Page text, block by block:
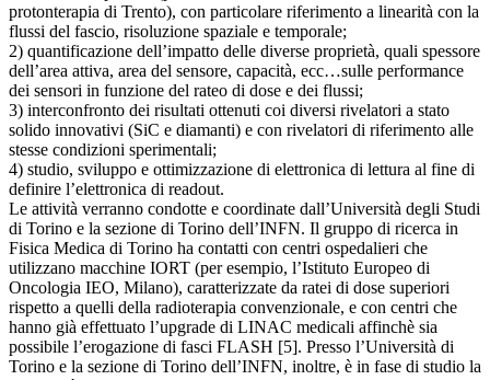
protonterapia di Trento), con particolare riferimento a linearità con la
flussi del fascio, risoluzione spaziale e temporale;
2) quantificazione dell’impatto delle diverse proprietà, quali spessore
dell’area attiva, area del sensore, capacità, ecc…sulle performance
dei sensori in funzione del rateo di dose e dei flussi;
3) interconfronto dei risultati ottenuti coi diversi rivelatori a stato
solido innovativi (SiC e diamanti) e con rivelatori di riferimento alle
stesse condizioni sperimentali;
4) studio, sviluppo e ottimizzazione di elettronica di lettura al fine di
definire l’elettronica di readout.
Le attività verranno condotte e coordinate dall’Università degli Studi
di Torino e la sezione di Torino dell’INFN. Il gruppo di ricerca in
Fisica Medica di Torino ha contatti con centri ospedalieri che
utilizzano macchine IORT (per esempio, l’Istituto Europeo di
Oncologia IEO, Milano), caratterizzate da ratei di dose superiori
rispetto a quelli della radioterapia convenzionale, e con centri che
hanno già effettuato l’upgrade di LINAC medicali affinchè sia
possibile l’erogazione di fasci FLASH [5]. Presso l’Università di
Torino e la sezione di Torino dell’INFN, inoltre, è in fase di studio la